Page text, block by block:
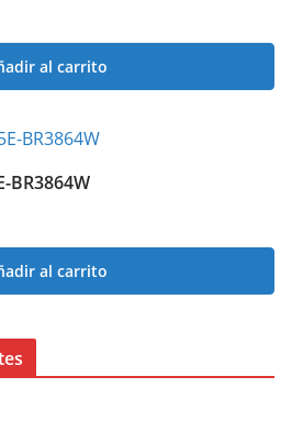
al carrito
BR3864W
al carrito